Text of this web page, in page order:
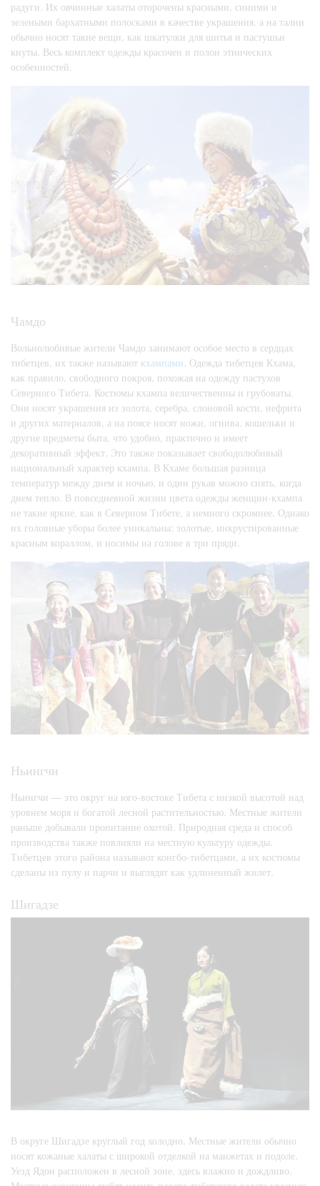
радуги. Их овчинные халаты оторочены красными, синими и
зелеными бархатными полосками в качестве украшения, а на талии
обычно носят такие вещи, как шкатулки для шитья и пастушьи
кнуты. Весь комплект одежды красочен и полон этнических
особенностей.
Чамдо
Вольнолюбивые жители Чамдо занимают особое место в сердцах
тибетцев, их также называют кхампами . Одежда тибетцев Кхама,
как правило, свободного покроя, похожая на одежду пастухов
Северного Тибета. Костюмы кхампа величественны и грубоваты.
Они носят украшения из золота, серебра, слоновой кости, нефрита
и других материалов, а на поясе носят ножи, огнива, кошельки и
другие предметы быта, что удобно, практично и имеет
декоративный эффект. Это также показывает свободолюбивый
национальный характер кхампа. В Кхаме большая разница
температур между днем и ночью, и один рукав можно снять, когда
днем тепло. В повседневной жизни цвета одежды женщин-кхампа
не такие яркие, как в Северном Тибете, а немного скромнее. Однако
их головные уборы более уникальны: золотые, инкрустированные
красным кораллом, и носимы на голове в три пряди.
Ньингчи
Ньингчи — это округ на юго-востоке Тибета с низкой высотой над
уровнем моря и богатой лесной растительностью. Местные жители
раньше добывали пропитание охотой. Природная среда и способ
производства также повлияли на местную культуру одежды.
Тибетцев этого района называют конгбо-тибетцами, а их костюмы
сделаны из пулу и парчи и выглядят как удлиненный жилет.
Шигадзе
В округе Шигадзе круглый год холодно. Местные жители обычно
носят кожаные халаты с широкой отделкой на манжетах и подоле.
Уезд Ядон расположен в лесной зоне, здесь влажно и дождливо.